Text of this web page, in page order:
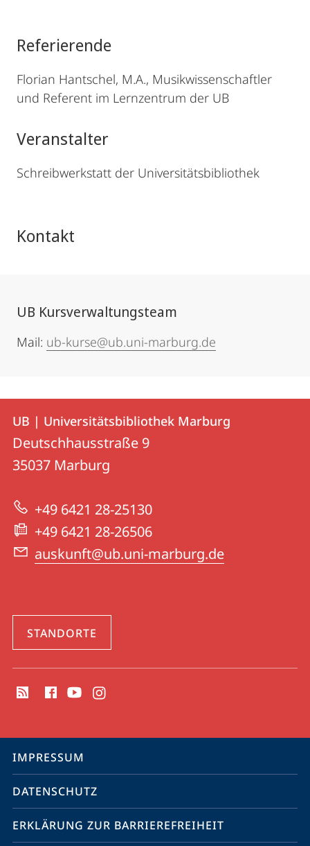
Referierende
Florian Hantschel, M.A., Musikwissenschaftler
und Referent im Lernzentrum der UB
Veranstalter
Schreibwerkstatt der Universitätsbibliothek
Kontakt
UB Kursverwaltungsteam
Mail: ub-kurse@ub.uni-marburg.de
Kontakt
und
Informationen
zur
Website
Kontaktinformationen
UB
|
Universitätsbibliothek
Marburg
UB | Universitätsbibliothek Marburg
Deutschhausstraße 9
35037 Marburg
+49 6421 28-25130
+49 6421 28-26506
auskunft@ub.uni-marburg.de
STANDORTE
Media
Service-
Navigation
IMPRESSUM
DATENSCHUTZ
ERKLÄRUNG ZUR BARRIEREFREIHEIT